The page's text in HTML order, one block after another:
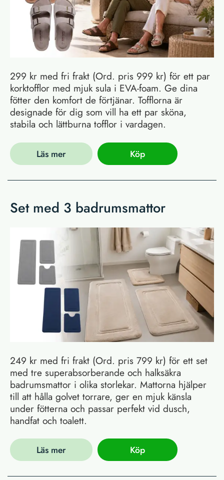
299 kr med fri frakt (Ord. pris 999 kr) för ett par
korktofflor med mjuk sula i EVA-foam. Ge dina
fötter den komfort de förtjänar. Tofflorna är
designade för dig som vill ha ett par sköna,
stabila och lättburna tofflor i vardagen.
Läs mer Köp
Set med 3 badrumsmattor
249 kr med fri frakt (Ord. pris 799 kr) för ett set
med tre superabsorberande och halksäkra
badrumsmattor i olika storlekar. Mattorna hjälper
till att hålla golvet torrare, ger en mjuk känsla
under fötterna och passar perfekt vid dusch,
handfat och toalett.
Läs mer Köp